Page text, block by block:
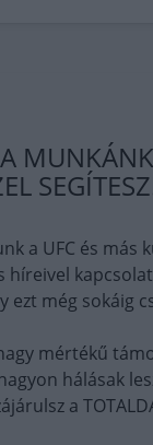
a UFC és más
híreivel
ezt még sokáig
mértékű
hálásak
a